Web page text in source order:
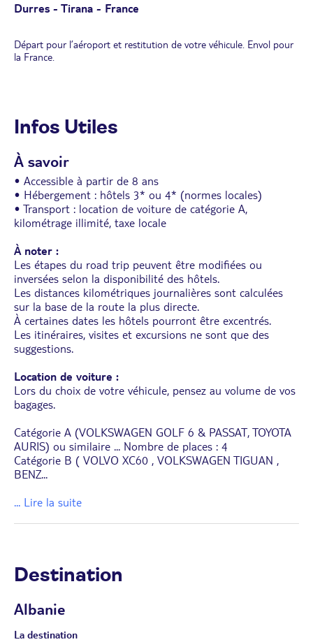
Durres - Tirana - France
Départ pour l’aéroport et restitution de votre véhicule. Envol pour
la France.
Infos Utiles
À savoir
• Accessible à partir de 8 ans
• Hébergement : hôtels 3* ou 4* (normes locales)
• Transport : location de voiture de catégorie A,
kilométrage illimité, taxe locale
À noter :
Les étapes du road trip peuvent être modifiées ou
inversées selon la disponibilité des hôtels.
Les distances kilométriques journalières sont calculées
sur la base de la route la plus directe.
À certaines dates les hôtels pourront être excentrés.
Les itinéraires, visites et excursions ne sont que des
suggestions.
Location de voiture :
Lors du choix de votre véhicule, pensez au volume de vos
bagages.
Catégorie A (VOLKSWAGEN GOLF 6 & PASSAT, TOYOTA
AURIS) ou similaire ... Nombre de places : 4
Catégorie B ( VOLVO XC60 , VOLKSWAGEN TIGUAN ,
BENZ...
... Lire la suite
Destination
Albanie
La destination